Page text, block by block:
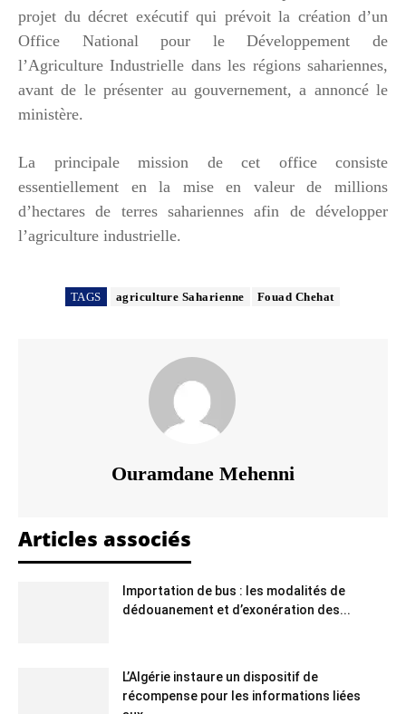
projet du décret exécutif qui prévoit la création d’un
Office National pour le Développement de
l’Agriculture Industrielle dans les régions sahariennes,
avant de le présenter au gouvernement, a annoncé le
ministère.
La principale mission de cet office consiste
essentiellement en la mise en valeur de millions
d’hectares de terres sahariennes afin de développer
l’agriculture industrielle.
TAGS agriculture Saharienne Fouad Chehat
Ouramdane Mehenni
Articles associés
Importation de bus : les modalités de
dédouanement et d’exonération des...
L’Algérie instaure un dispositif de
récompense pour les informations liées